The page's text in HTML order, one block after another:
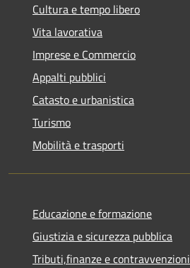
Cultura e tempo libero
Vita lavorativa
Imprese e Commercio
Appalti pubblici
Catasto e urbanistica
Turismo
Mobilità e trasporti
Educazione e formazione
Giustizia e sicurezza pubblica
Tributi,finanze e contravvenzioni